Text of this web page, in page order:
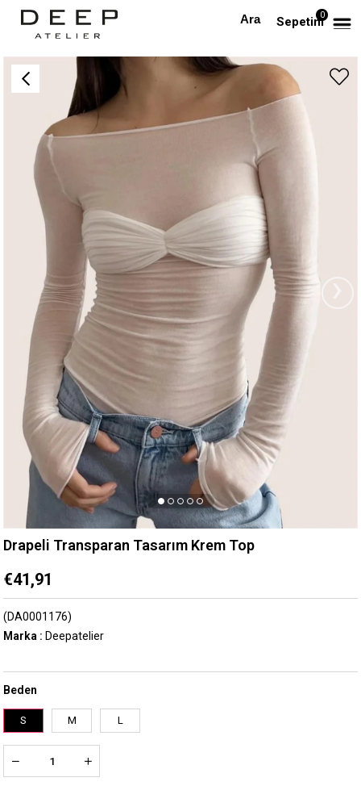
Sepetim0
Anasayfa ÜST GİYİM Drapeli Transparan Tasarım Krem Top
Drapeli Transparan Tasarım Krem Top
€41,91
(DA0001176)
Marka : Deepatelier
Beden
S M L